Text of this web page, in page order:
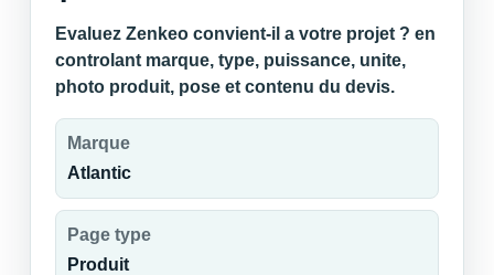
Evaluez Zenkeo convient-il a votre projet ? en
controlant marque, type, puissance, unite,
photo produit, pose et contenu du devis.
Marque
Atlantic
Page type
Produit